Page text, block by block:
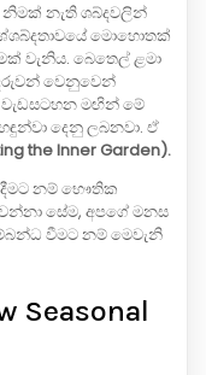
නිමක් නැති ශබ්දවලින්
මොහොතක්
වැනිය. බෙතෙල් ළමා
දරුවන් වෙනුවෙන්
මඟින් මේ
දෙනු ලබනවා. ඒ
the Inner Garden).
නම් භෞතික
සේම, අපගේ මනස
වීමට නම් මෙවැනි
Seasonal